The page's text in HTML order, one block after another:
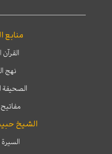
منابع
القرآن
نهج
الصحيفة
الشيخ
السيرة